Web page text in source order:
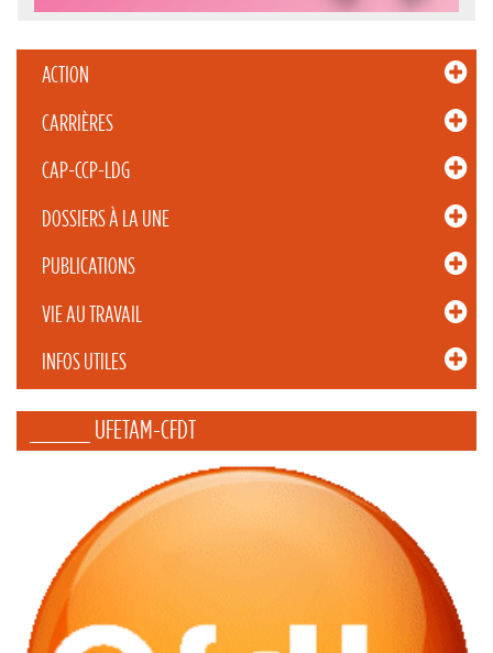
ACTION
CARRIÈRES
CAP-CCP-LDG
DOSSIERS À LA UNE
PUBLICATIONS
VIE AU TRAVAIL
INFOS UTILES
_____ UFETAM-CFDT